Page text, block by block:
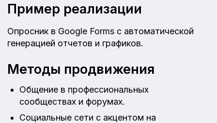
Пример реализации
Опросник в Google Forms с автоматической
генерацией отчетов и графиков.
Методы продвижения
Общение в профессиональных
сообществах и форумах.
Социальные сети с акцентом на